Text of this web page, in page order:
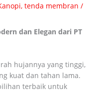
, tenda membran /
dan Elegan dari PT
hujannya yang tinggi,
kuat dan tahan lama.
terbaik untuk